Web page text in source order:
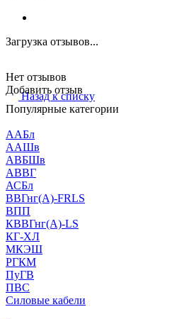
Загрузка отзывов...
Нет отзывов
Добавить отзыв
Назад к списку
Популярные категории
ААБл
ААШв
АВБШв
АВВГ
АСБл
ВВГнг(А)-FRLS
ВПП
КВВГнг(А)-LS
КГ-ХЛ
МКЭШ
РГКМ
ПуГВ
ПВС
Силовые кабели